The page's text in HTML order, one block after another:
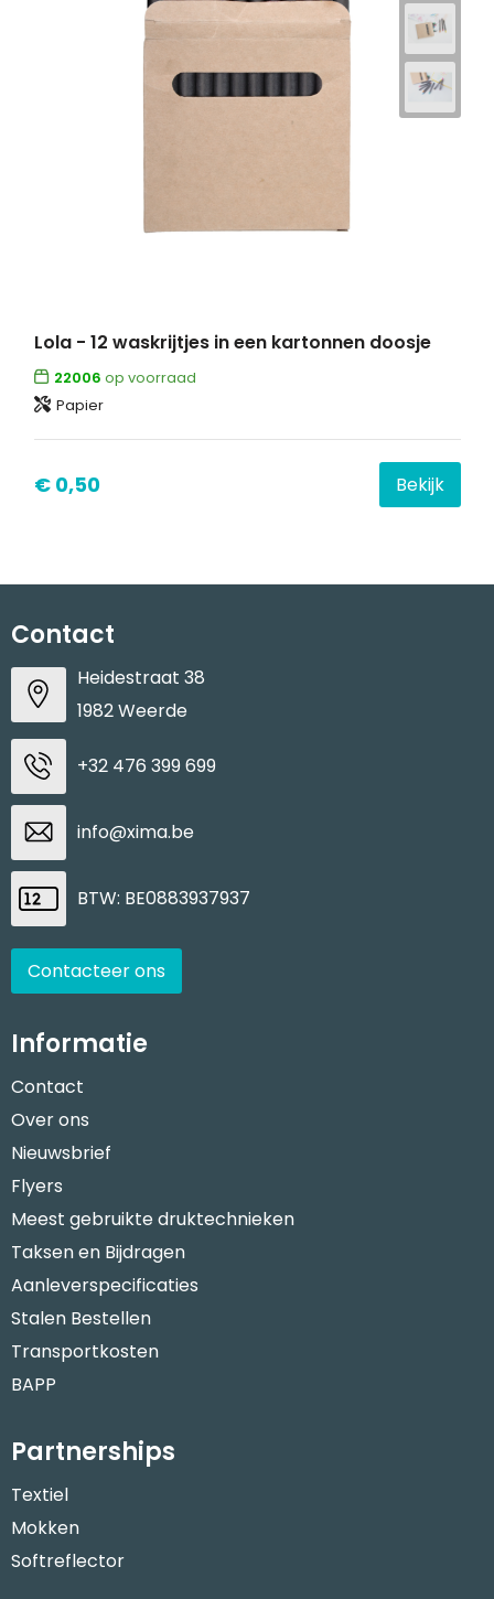
Lola - 12 waskrijtjes in een kartonnen doosje
22006 op voorraad
Papier
€ 0,50 Bekijk
Contact
Heidestraat 38
1982 Weerde
+32 476 399 699
info@xima.be
BTW: BE0883937937
Contacteer ons
Informatie
Contact
Over ons
Nieuwsbrief
Flyers
Meest gebruikte druktechnieken
Taksen en Bijdragen
Aanleverspecificaties
Stalen Bestellen
Transportkosten
BAPP
Partnerships
Textiel
Mokken
Softreflector